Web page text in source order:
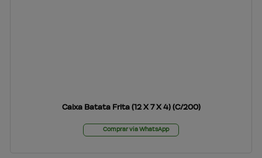
Caixa Batata Frita (12 X 7 X 4) (C/200)
Comprar via WhatsApp